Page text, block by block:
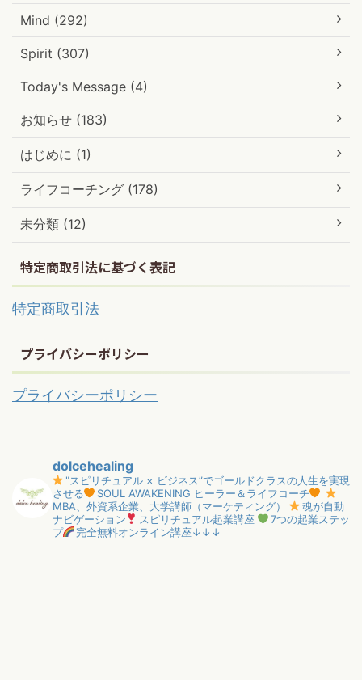
Mind (292)
Spirit (307)
Today's Message (4)
お知らせ (183)
はじめに (1)
ライフコーチング (178)
未分類 (12)
特定商取引法に基づく表記
特定商取引法
プライバシーポリシー
プライバシーポリシー
dolcehealing
"スピリチュアル × ビジネス”でゴールドクラスの人生を実現
させる
SOUL AWAKENING ヒーラー＆ライフコーチ
MBA、外資系企業、大学講師（マーケティング）
魂が自動
ナビゲーション
スピリチュアル起業講座
7つの起業ステッ
プ
完全無料オンライン講座↓↓↓